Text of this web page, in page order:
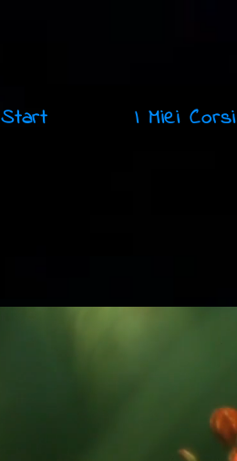
Start I Miei Corsi